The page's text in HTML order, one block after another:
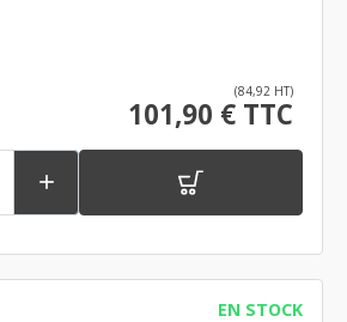
(84,92 HT)
101,90 € TTC

EN STOCK